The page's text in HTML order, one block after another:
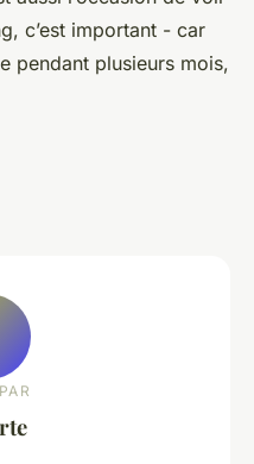
c’est important - car
pendant plusieurs mois,